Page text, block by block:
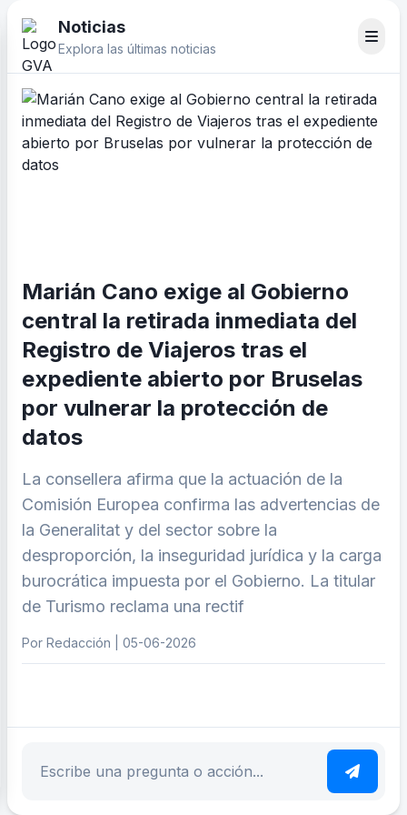
Noticias
Explora las últimas noticias
Marián Cano exige al Gobierno
central la retirada inmediata del
Registro de Viajeros tras el
expediente abierto por Bruselas
por vulnerar la protección de
datos
La consellera afirma que la actuación de la
Comisión Europea confirma las advertencias de
la Generalitat y del sector sobre la
desproporción, la inseguridad jurídica y la carga
burocrática impuesta por el Gobierno. La titular
de Turismo reclama una rectif
Por Redacción | 05-06-2026
Escribe tu pregunta